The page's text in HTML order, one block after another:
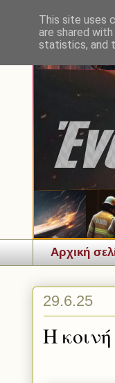
Αρχική
29.6.25
H
This site uses
are shared
statistics, and